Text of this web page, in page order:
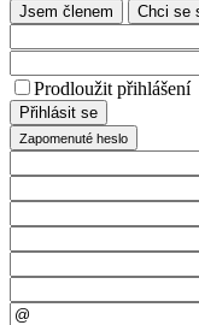
Jsem členem Chci se
Prodloužit přihlášení
Přihlásit se
Zapomenuté heslo